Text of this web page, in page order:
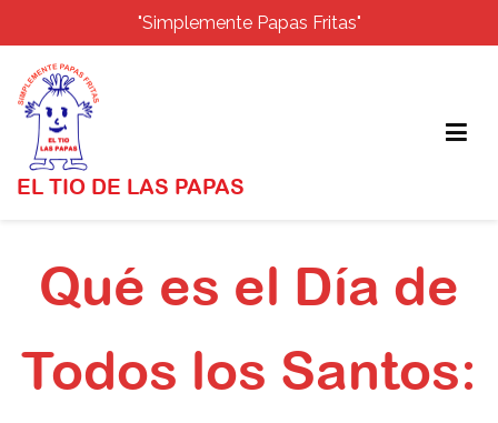
contenido
"Simplemente Papas Fritas"
EL TIO DE LAS PAPAS
Qué es el Día de
Todos los Santos: